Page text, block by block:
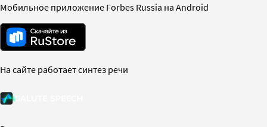
Мобильное приложение Forbes Russia на Android
На сайте работает синтез речи